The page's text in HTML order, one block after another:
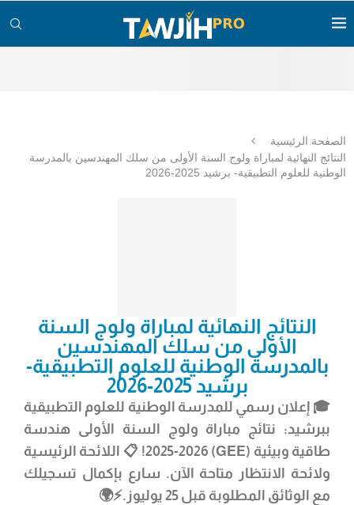
الصفحة الرئيسية
النتائج النهائية لمباراة ولوج السنة الأولى من سلك المهندسين بالمدرسة
الوطنية للعلوم التطبيقية- برشيد 2025-2026
النتائج النهائية لمباراة ولوج السنة
الأولى من سلك المهندسين
بالمدرسة الوطنية للعلوم التطبيقية-
برشيد 2025-2026
🎓 إعلان رسمي للمدرسة الوطنية للعلوم التطبيقية
ببرشيد: نتائج مباراة ولوج السنة الأولى هندسة
طاقية وبيئية (GEE) 2025-2026! 📋 اللائحة الرئيسية
ولائحة الانتظار متاحة الآن. سارع بإكمال تسجيلك
مع الوثائق المطلوبة قبل 25 يوليوز.⚡🌍